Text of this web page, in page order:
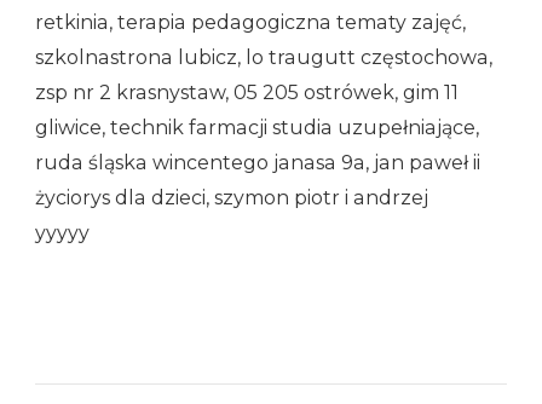
retkinia, terapia pedagogiczna tematy zajęć,
szkolnastrona lubicz, lo traugutt częstochowa,
zsp nr 2 krasnystaw, 05 205 ostrówek, gim 11
gliwice, technik farmacji studia uzupełniające,
ruda śląska wincentego janasa 9a, jan paweł ii
życiorys dla dzieci, szymon piotr i andrzej
yyyyy